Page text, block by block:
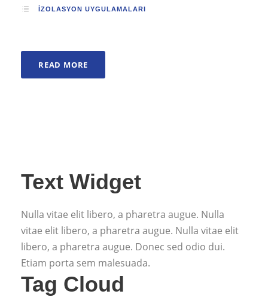
İZOLASYON UYGULAMALARI
READ MORE
Text Widget
Nulla vitae elit libero, a pharetra augue. Nulla
vitae elit libero, a pharetra augue. Nulla vitae elit
libero, a pharetra augue. Donec sed odio dui.
Etiam porta sem malesuada.
Tag Cloud